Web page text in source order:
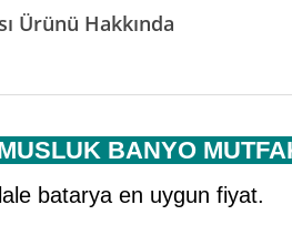
Ürünü Hakkında
BANYO
batarya en uygun fiyat.